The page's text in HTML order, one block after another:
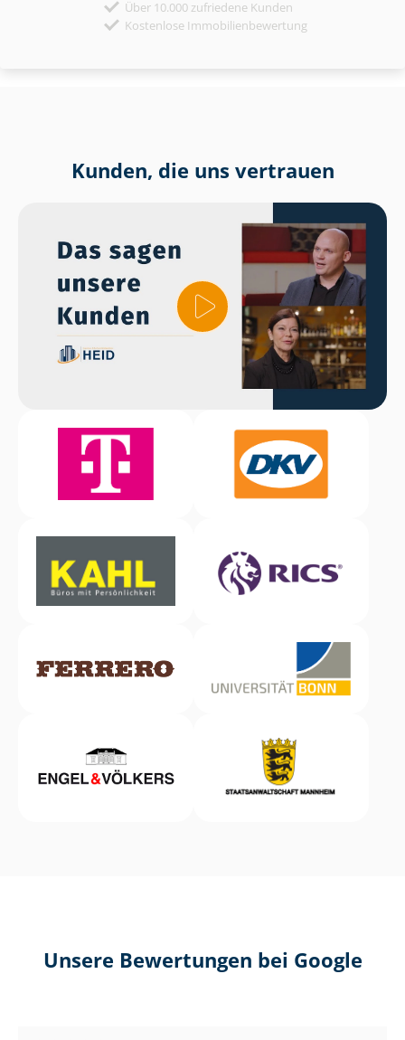
Über 10.000 zufriedene Kunden
Kostenlose Immobilienbewertung
Kunden, die uns vertrauen
Unsere Bewertungen bei Google